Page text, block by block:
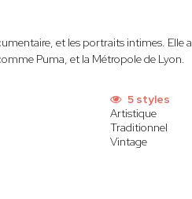
et les portraits intimes. Elle a
Puma, et la Métropole de Lyon.
5 styles
Artistique
Traditionnel
Vintage